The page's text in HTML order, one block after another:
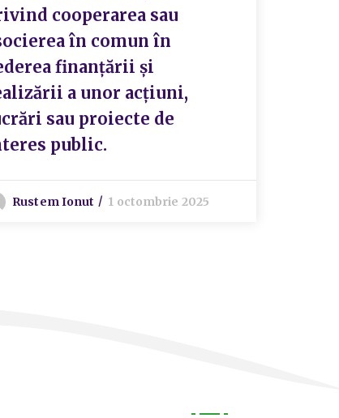
cooperarea sau
în comun în
finanțării și
a unor acțiuni,
sau proiecte de
public.
Rustem Ionut 1 octombrie 2025